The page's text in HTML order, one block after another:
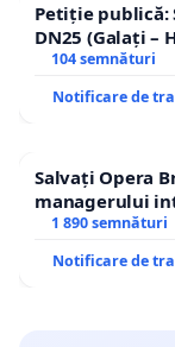
Petiție
DN25 (Galați –
traseului în
104 semnături
Notificare de
Salvați Opera
managerului
1 890 semnături
Notificare de